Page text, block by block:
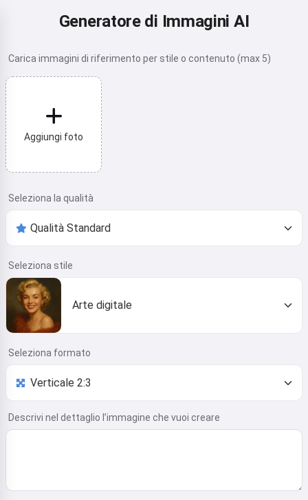
Generatore di Immagini AI
Carica immagini di riferimento per stile o contenuto (max 5)
Aggiungi foto
Seleziona la qualità
Seleziona stile
Arte digitale
Seleziona formato
Descrivi nel dettaglio l’immagine che vuoi creare